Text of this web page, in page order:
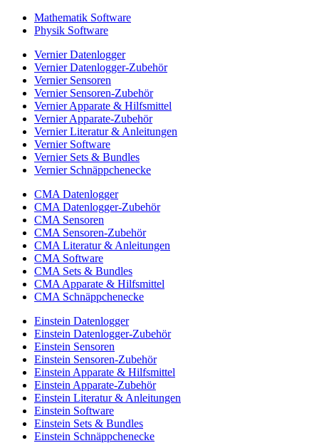
Mathematik Software
Physik Software
Vernier Datenlogger
Vernier Datenlogger-Zubehör
Vernier Sensoren
Vernier Sensoren-Zubehör
Vernier Apparate & Hilfsmittel
Vernier Apparate-Zubehör
Vernier Literatur & Anleitungen
Vernier Software
Vernier Sets & Bundles
Vernier Schnäppchenecke
CMA Datenlogger
CMA Datenlogger-Zubehör
CMA Sensoren
CMA Sensoren-Zubehör
CMA Literatur & Anleitungen
CMA Software
CMA Sets & Bundles
CMA Apparate & Hilfsmittel
CMA Schnäppchenecke
Einstein Datenlogger
Einstein Datenlogger-Zubehör
Einstein Sensoren
Einstein Sensoren-Zubehör
Einstein Apparate & Hilfsmittel
Einstein Apparate-Zubehör
Einstein Literatur & Anleitungen
Einstein Software
Einstein Sets & Bundles
Einstein Schnäppchenecke